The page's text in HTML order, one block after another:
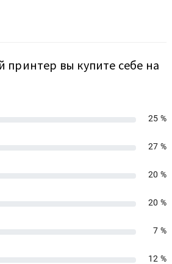
принтер вы купите себе на
25 %
27 %
20 %
20 %
7 %
12 %